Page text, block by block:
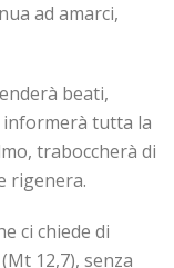
ad amarci,
beati,
informerà tutta la
traboccherà di
rigenera.
ci chiede di
12,7), senza